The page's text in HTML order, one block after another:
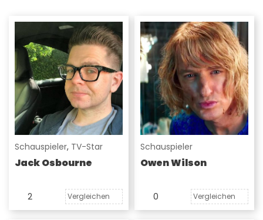
Schauspieler, TV-Star
Jack Osbourne
2 Vergleichen
Schauspieler
Owen Wilson
0 Vergleichen